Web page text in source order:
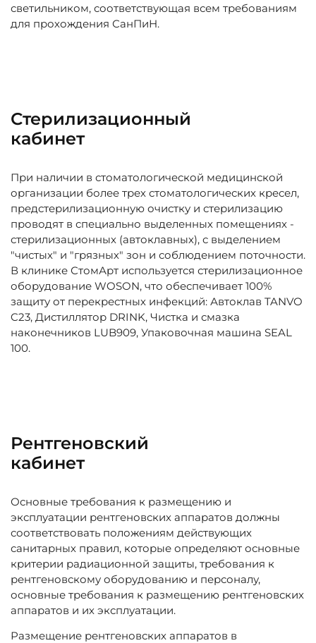
светильником, соответствующая всем требованиям
для прохождения СанПиН.
Стерилизационный
кабинет
При наличии в стоматологической медицинской
организации более трех стоматологических кресел,
предстерилизационную очистку и стерилизацию
проводят в специально выделенных помещениях -
стерилизационных (автоклавных), с выделением
"чистых" и "грязных" зон и соблюдением поточности.
В клинике СтомАрт используется стерилизационное
оборудование WOSON, что обеспечивает 100%
защиту от перекрестных инфекций: Автоклав TANVO
C23, Дистиллятор DRINK, Чистка и смазка
наконечников LUB909, Упаковочная машина SEAL
100.
Рентгеновский
кабинет
Основные требования к размещению и
эксплуатации рентгеновских аппаратов должны
соответствовать положениям действующих
санитарных правил, которые определяют основные
критерии радиационной защиты, требования к
рентгеновскому оборудованию и персоналу,
основные требования к размещению рентгеновских
аппаратов и их эксплуатации.
Размещение рентгеновских аппаратов в